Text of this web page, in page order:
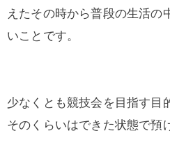
えたその時から普段の生活の
いことです。
少なくとも競技会を目指す目
そのくらいはできた状態で預